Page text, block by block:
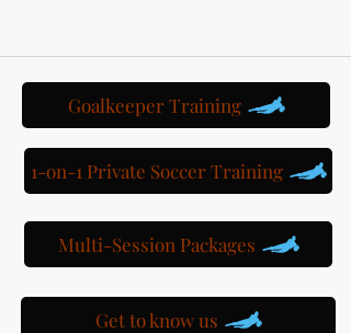
Goalkeeper Training
1-on-1 Private Soccer Training
Multi-Session Packages
Get to know us